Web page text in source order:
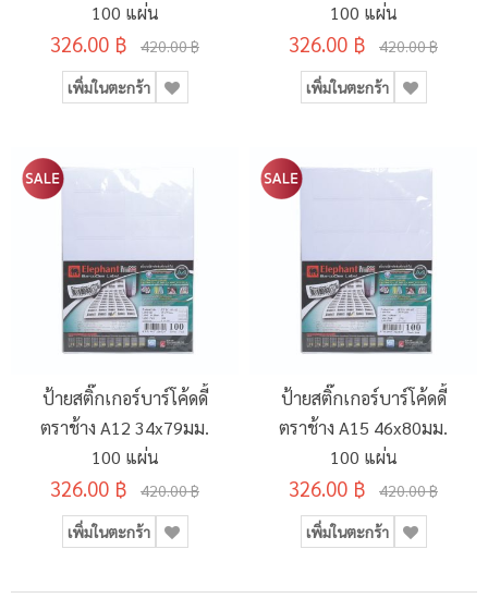
100 แผ่น
326.00 ฿ 420.00 ฿
เพิ่มในตะกร้า
100 แผ่น
326.00 ฿ 420.00 ฿
เพิ่มในตะกร้า
ป้ายสติ๊กเกอร์บาร์โค้ดดี้
ตราช้าง A12 34x79มม.
100 แผ่น
326.00 ฿ 420.00 ฿
เพิ่มในตะกร้า
ป้ายสติ๊กเกอร์บาร์โค้ดดี้
ตราช้าง A15 46x80มม.
100 แผ่น
326.00 ฿ 420.00 ฿
เพิ่มในตะกร้า